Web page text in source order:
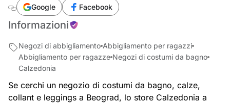
Google Facebook
Informazioni
Negozi di abbigliamento Abbigliamento per ragazzi
Abbigliamento per ragazze Negozi di costumi da bagno
Calzedonia
Se cerchi un negozio di costumi da bagno, calze,
collant e leggings a Beograd, lo store Calzedonia a